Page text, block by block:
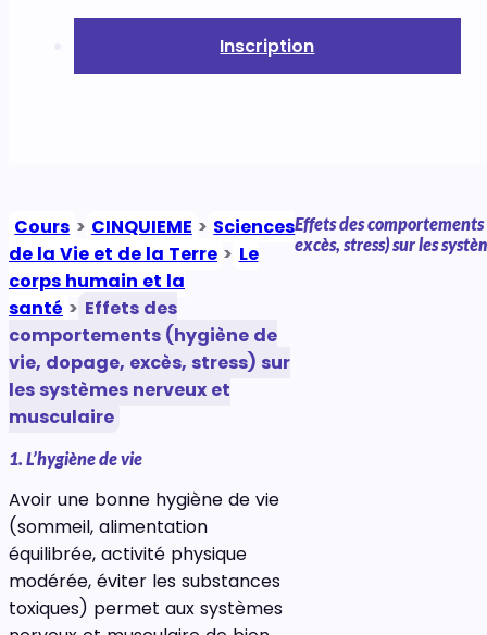
Inscription
Cours > CINQUIEME > Sciences
de la Vie et de la Terre > Le
corps humain et la
santé > Effets des
comportements (hygiène de
vie, dopage, excès, stress) sur
les systèmes nerveux et
musculaire
Effets des
excès, stress) sur les
1. L’hygiène de vie
Avoir une bonne hygiène de vie
(sommeil, alimentation
équilibrée, activité physique
modérée, éviter les substances
toxiques) permet aux systèmes